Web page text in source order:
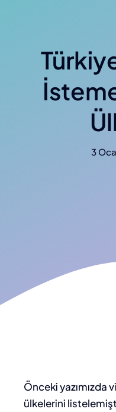
3
Önceki yazımızda
ülkelerini